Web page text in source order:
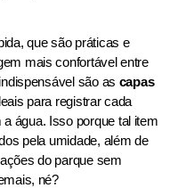
que são práticas e
mais confortável entre
são as capas
para registrar cada
água. Isso porque tal item
pela umidade, além de
do parque sem
né?